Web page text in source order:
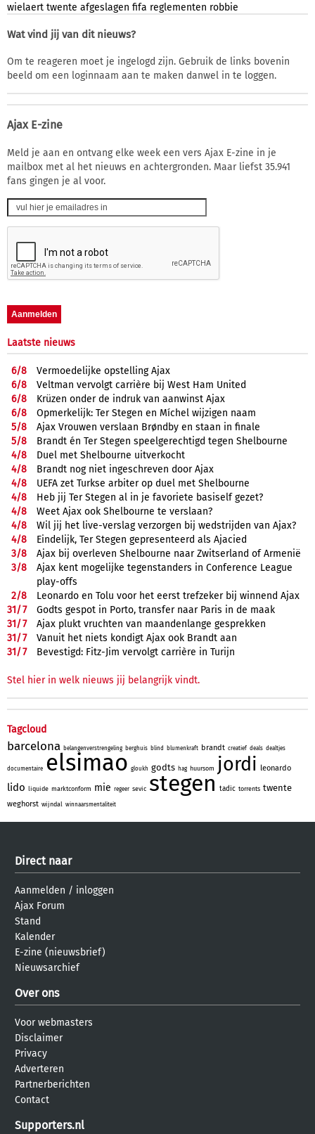
wielaert twente afgeslagen fifa reglementen robbie
Wat vind jij van dit nieuws?
Om te reageren moet je ingelogd zijn. Gebruik de links bovenin
beeld om een loginnaam aan te maken danwel in te loggen.
Ajax E-zine
Meld je aan en ontvang elke week een vers Ajax E-zine in je
mailbox met al het nieuws en achtergronden. Maar liefst 35.941
fans gingen je al voor.
Laatste nieuws
6/8
Vermoedelijke opstelling Ajax
6/8
Veltman vervolgt carrière bij West Ham United
6/8
Krüzen onder de indruk van aanwinst Ajax
6/8
Opmerkelijk: Ter Stegen en Míchel wijzigen naam
5/8
Ajax Vrouwen verslaan Brøndby en staan in finale
5/8
Brandt én Ter Stegen speelgerechtigd tegen Shelbourne
4/8
Duel met Shelbourne uitverkocht
4/8
Brandt nog niet ingeschreven door Ajax
4/8
UEFA zet Turkse arbiter op duel met Shelbourne
4/8
Heb jij Ter Stegen al in je favoriete basiself gezet?
4/8
Weet Ajax ook Shelbourne te verslaan?
4/8
Wil jij het live-verslag verzorgen bij wedstrijden van Ajax?
4/8
Eindelijk, Ter Stegen gepresenteerd als Ajacied
3/8
Ajax bij overleven Shelbourne naar Zwitserland of Armenië
3/8
Ajax kent mogelijke tegenstanders in Conference League
play-offs
2/8
Leonardo en Tolu voor het eerst trefzeker bij winnend Ajax
31/7
Godts gespot in Porto, transfer naar Paris in de maak
31/7
Ajax plukt vruchten van maandenlange gesprekken
31/7
Vanuit het niets kondigt Ajax ook Brandt aan
31/7 Bevestigd: Fitz-Jim vervolgt carrière in Turijn
Stel hier in welk nieuws jij belangrijk vindt.
Tagcloud
barcelona belangenverstrengeling berghuis blind blumenkraft brandt creatief deals dealtjes
documentaire elsimao gloukh godts hag huursom jordi leonardo
lido liquide marktconform mie regeer sevic stegen tadic torrents twente
weghorst wijndal winnaarsmentaliteit
Direct naar
Aanmelden / inloggen
Ajax Forum
Stand
Kalender
E-zine (nieuwsbrief)
Nieuwsarchief
Over ons
Voor webmasters
Disclaimer
Privacy
Adverteren
Partnerberichten
Contact
Supporters.nl